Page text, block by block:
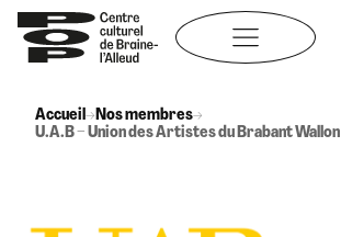
Aller
au
contenu
Accueil→Nos membres→
U.A.B – Union des Artistes du Brabant Wallon